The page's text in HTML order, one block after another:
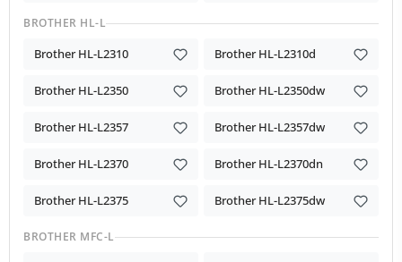
BROTHER HL-L
Brother HL-L2310 Brother HL-L2310d
Brother HL-L2350 Brother HL-L2350dw
Brother HL-L2357 Brother HL-L2357dw
Brother HL-L2370 Brother HL-L2370dn
Brother HL-L2375 Brother HL-L2375dw
BROTHER MFC-L